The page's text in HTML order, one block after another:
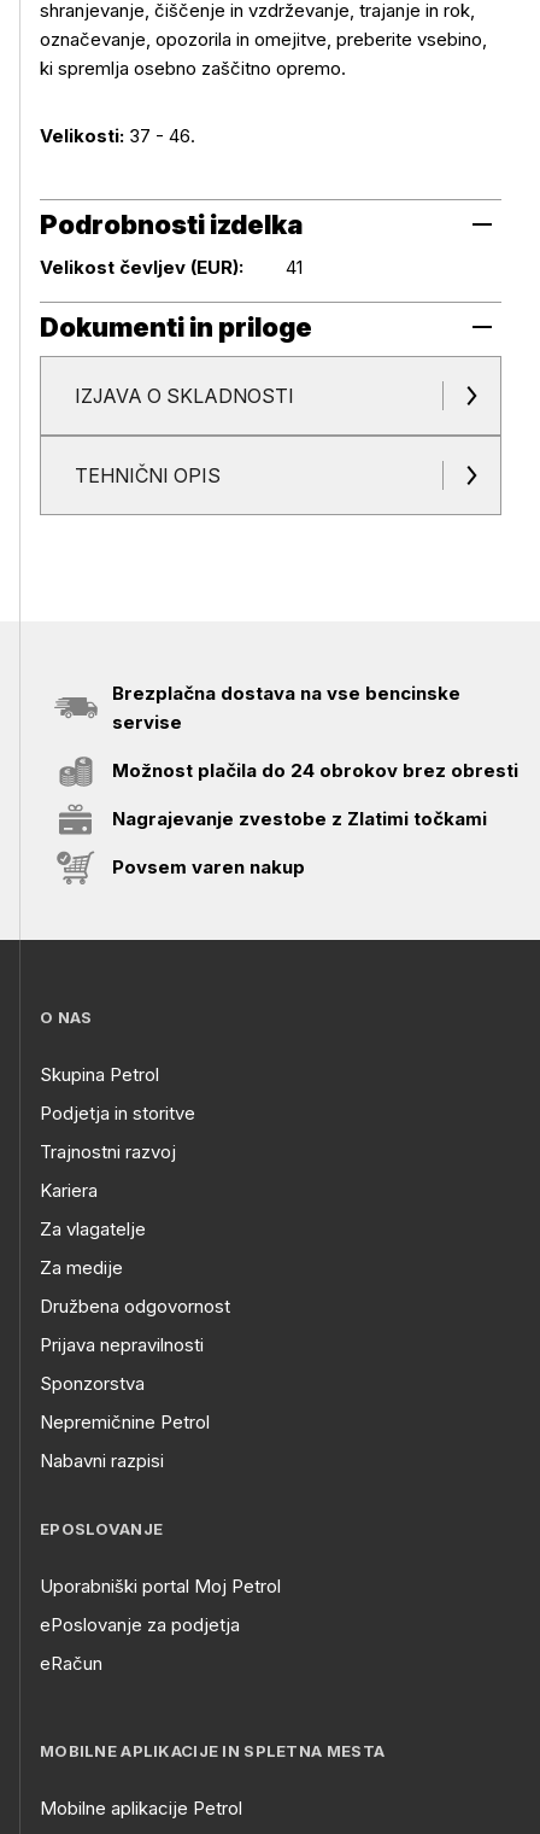
shranjevanje, čiščenje in vzdrževanje, trajanje in rok,
označevanje, opozorila in omejitve, preberite vsebino,
ki spremlja osebno zaščitno opremo.
Velikosti: 37 - 46.
Podrobnosti izdelka
Podrobnosti izdelka
Velikost čevljev (EUR): 41
Dokumenti in priloge
IZJAVA O SKLADNOSTI
TEHNIČNI OPIS
Brezplačna dostava na vse bencinske
servise
Možnost plačila do 24 obrokov brez obresti
Nagrajevanje zvestobe z Zlatimi točkami
Povsem varen nakup
O NAS
Skupina Petrol
Podjetja in storitve
Trajnostni razvoj
Kariera
Za vlagatelje
Za medije
Družbena odgovornost
Prijava nepravilnosti
Sponzorstva
Nepremičnine Petrol
Nabavni razpisi
EPOSLOVANJE
Uporabniški portal Moj Petrol
ePoslovanje za podjetja
eRačun
MOBILNE APLIKACIJE IN SPLETNA MESTA
Mobilne aplikacije Petrol